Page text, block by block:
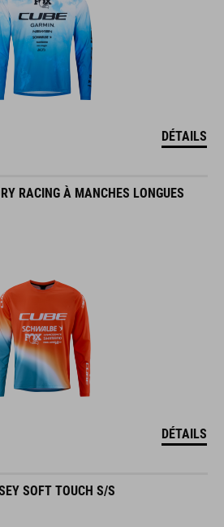
DÉTAILS
RACING À MANCHES LONGUES
DÉTAILS
SOFT TOUCH S/S